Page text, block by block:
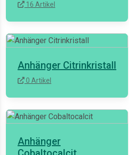
16 Artikel
Anhänger Citrinkristall
0 Artikel
Anhänger